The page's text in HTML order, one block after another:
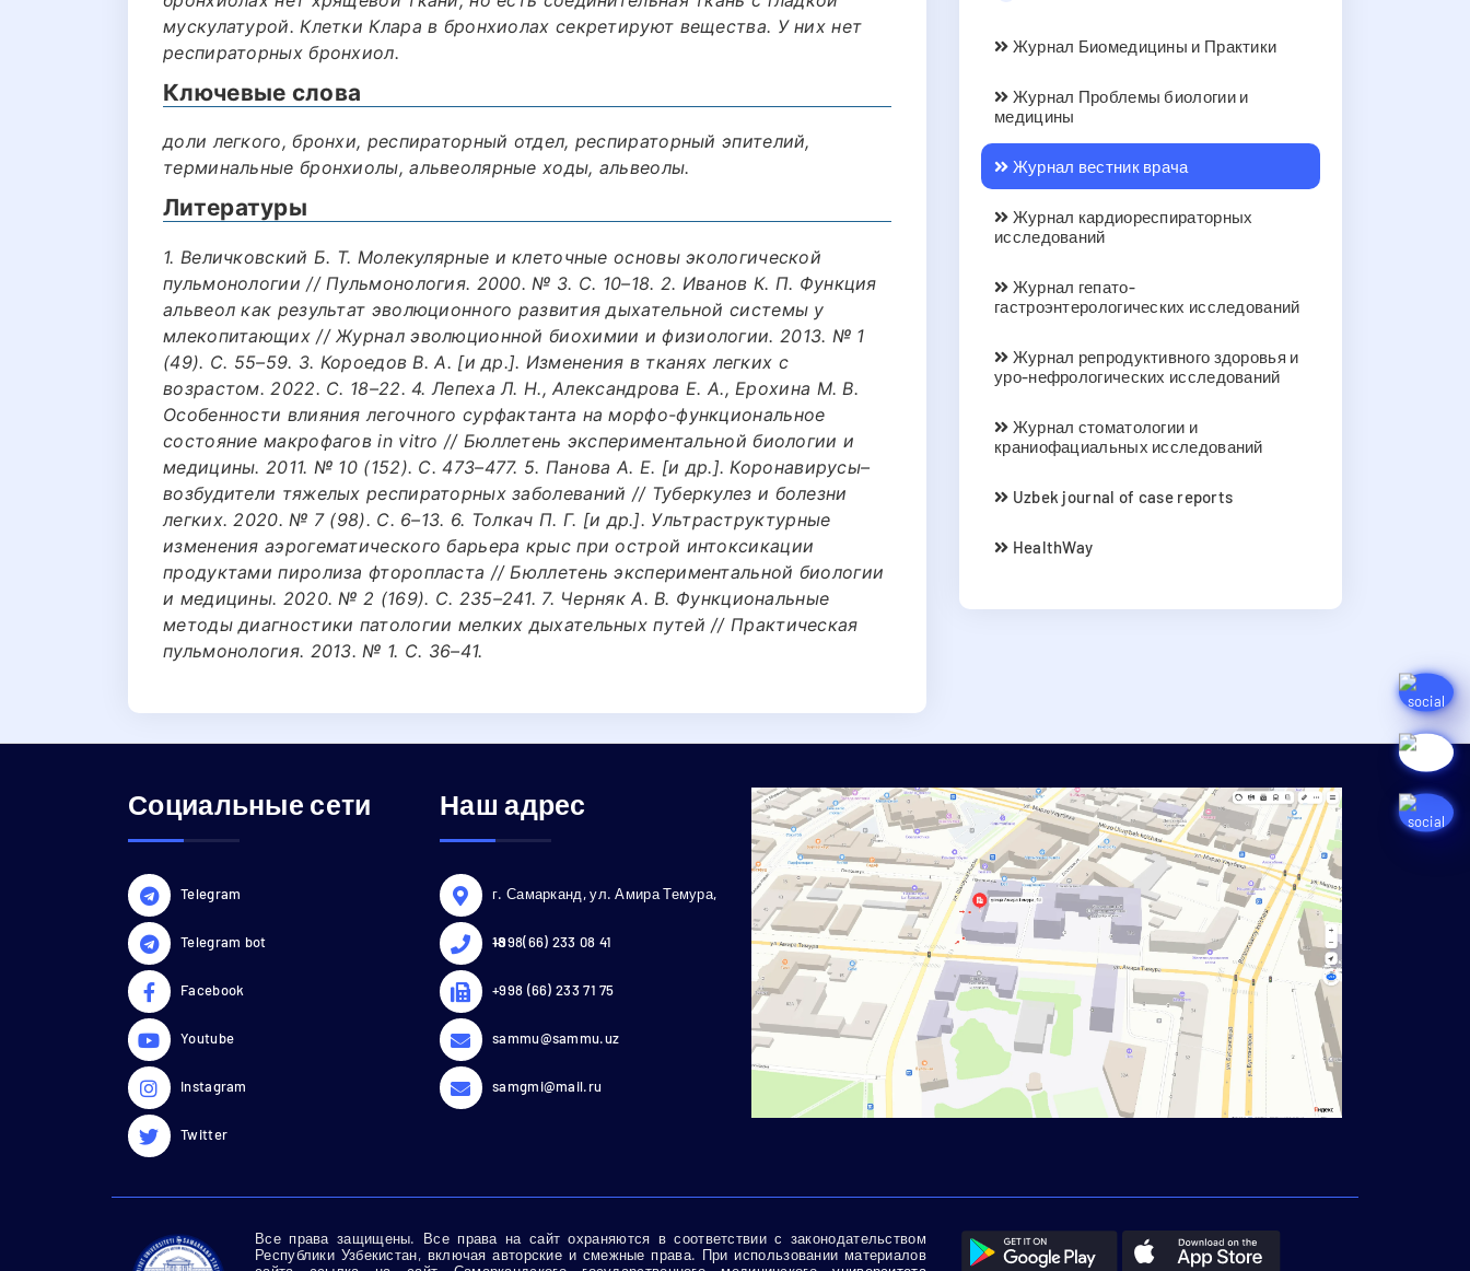
мускулатурой. Клетки Клара в бронхиолах секретируют вещества. У них нет
респираторных бронхиол.
Ключевые слова
доли легкого, бронхи, респираторный отдел, респираторный эпителий,
терминальные бронхиолы, альвеолярные ходы, альвеолы.
Литературы
1. Величковский Б. Т. Молекулярные и клеточные основы экологической
пульмонологии // Пульмонология. 2000. № 3. C. 10–18. 2. Иванов К. П. Функция
альвеол как результат эволюционного развития дыхательной системы у
млекопитающих // Журнал эволюционной биохимии и физиологии. 2013. № 1
(49). C. 55–59. 3. Короедов В. А. [и др.]. Изменения в тканях легких с
возрастом. 2022. C. 18–22. 4. Лепеха Л. Н., Александрова Е. А., Ерохина М. В.
Особенности влияния легочного сурфактанта на морфо-функциональное
состояние макрофагов in vitro // Бюллетень экспериментальной биологии и
медицины. 2011. № 10 (152). C. 473–477. 5. Панова А. Е. [и др.]. Коронавирусы–
возбудители тяжелых респираторных заболеваний // Туберкулез и болезни
легких. 2020. № 7 (98). C. 6–13. 6. Толкач П. Г. [и др.]. Ультраструктурные
изменения аэрогематического барьера крыс при острой интоксикации
продуктами пиролиза фторопласта // Бюллетень экспериментальной биологии
и медицины. 2020. № 2 (169). C. 235–241. 7. Черняк А. В. Функциональные
методы диагностики патологии мелких дыхательных путей // Практическая
пульмонология. 2013. № 1. C. 36–41.
Журнал Биомедицины и Практики
Журнал Проблемы биологии и
медицины
Журнал вестник врача
Журнал кардиореспираторных
исследований
Журнал гепато-
гастроэнтерологических исследований
Журнал репродуктивного здоровья и
уро-нефрологических исследований
Журнал стоматологии и
краниофациальных исследований
Uzbek journal of case reports
HealthWay
Социальные сети
Telegram
Telegram bot
Facebook
Youtube
Instagram
Twitter
Наш адрес
г. Самарканд, ул. Амира Темура,
18
+998(66) 233 08 41
+998 (66) 233 71 75
sammu@sammu.uz
samgmi@mail.ru
Все права защищены. Все права на сайт охраняются в соответствии с законодательством
Республики Узбекистан, включая авторские и смежные права. При использовании материалов